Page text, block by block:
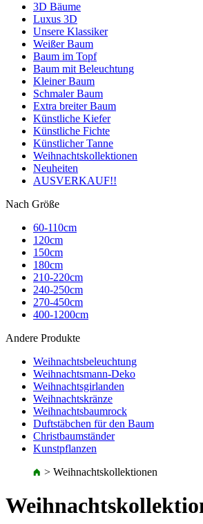
3D Bäume
Luxus 3D
Unsere Klassiker
Weißer Baum
Baum im Topf
Baum mit Beleuchtung
Kleiner Baum
Schmaler Baum
Extra breiter Baum
Künstliche Kiefer
Künstliche Fichte
Künstlicher Tanne
Weihnachtskollektionen
Neuheiten
AUSVERKAUF!!
Nach Größe
60-110cm
120cm
150cm
180cm
210-220cm
240-250cm
270-450cm
400-1200cm
Andere Produkte
Weihnachtsbeleuchtung
Weihnachtsmann-Deko
Weihnachtsgirlanden
Weihnachtskränze
Weihnachtsbaumrock
Duftstäbchen für den Baum
Christbaumständer
Kunstpflanzen
> Weihnachtskollektionen